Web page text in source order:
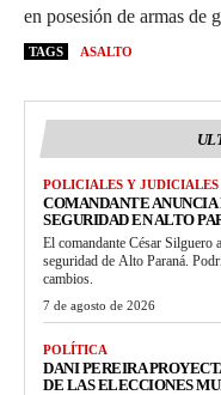
en posesión de armas de
TAGS ASALTO
POLICIALES Y JUDICIALES
COMANDANTE
SEGURIDAD EN ALTO
El comandante César Silguero
seguridad de Alto Paraná.
cambios.
7 de agosto de 2026
POLÍTICA
DANI PEREIRA
DE LAS ELECCIONES